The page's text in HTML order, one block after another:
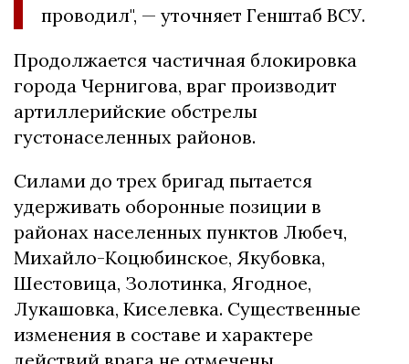
проводил", — уточняет Генштаб ВСУ.
Продолжается частичная блокировка
города Чернигова, враг производит
артиллерийские обстрелы
густонаселенных районов.
Силами до трех бригад пытается
удерживать оборонные позиции в
районах населенных пунктов Любеч,
Михайло-Коцюбинское, Якубовка,
Шестовица, Золотинка, Ягодное,
Лукашовка, Киселевка. Существенные
изменения в составе и характере